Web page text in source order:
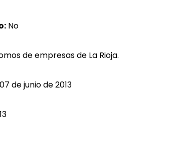
No
de empresas de La Rioja.
07 de junio de 2013